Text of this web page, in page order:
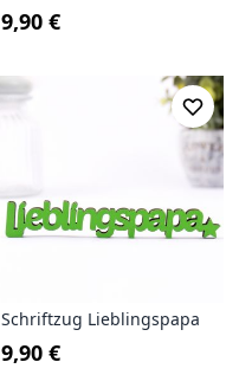
9,90 €
Schriftzug Lieblingspapa
9,90 €